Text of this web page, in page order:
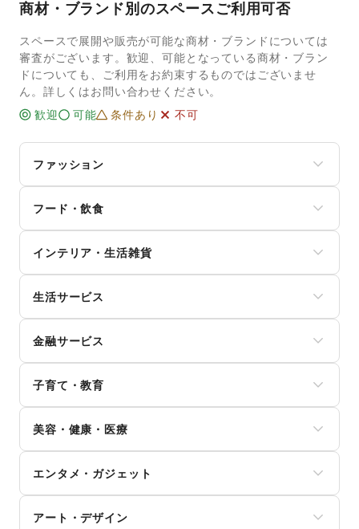
商材・ブランド別のスペースご利用可否
スペースで展開や販売が可能な商材・ブランドについては
審査がございます。歓迎、可能となっている商材・ブラン
ドについても、ご利用をお約束するものではございませ
ん。詳しくはお問い合わせください。
歓迎
可能 条件あり 不可
ファッション
レディースファッション
ユニセックス
インナー・ルームウェア
キッズ・ベビー・マタニティ
スポーツ
シーズナルウェア
腕時計
靴
バッグ・革小物
ファッション雑貨
和服・着物
古着
その他ファッション
フード・飲食
和菓子
パン
お弁当・惣菜
軽食・ホットスナック
コーヒー・紅茶
その他飲料
食材・調味料
物産展・マルシェ
キッチンカー・移動販売
野菜・果物・生鮮食品
その他フード・飲食
インテリア・生活雑貨
寝具・ベッド
家具・家電
キッチン雑貨・調理器具
掃除用品・生活便利品
文房具
手芸・ハンドメイド
花・盆栽・ドライフラワー
犬・猫・ペット
日用雑貨
食器・陶磁器
その他インテリア・生活雑貨
生活サービス
インターネット・プロバイダ
電気・ガス
ウォーターサーバー
ハウスクリーニング・家事代行
定期宅配
リサイクル雑貨・古本
冠婚葬祭
資格・習い事
リフォーム
金融サービス
保険
銀行
住宅ローン
証券・FX
不動産投資
その他金融サービス
子育て・教育
ランドセル
学習教材・通信教育
子供向け教室・レッスン
塾・家庭教師
おもちゃ・絵本
その他子育て・教育
美容・健康・医療
ダイエット・健康グッズ
美容・コスメ・香水
ヘアケア・シャンプー
美容家電
エンタメ・ガジェット
スマホアクセサリー
アート・デザイン